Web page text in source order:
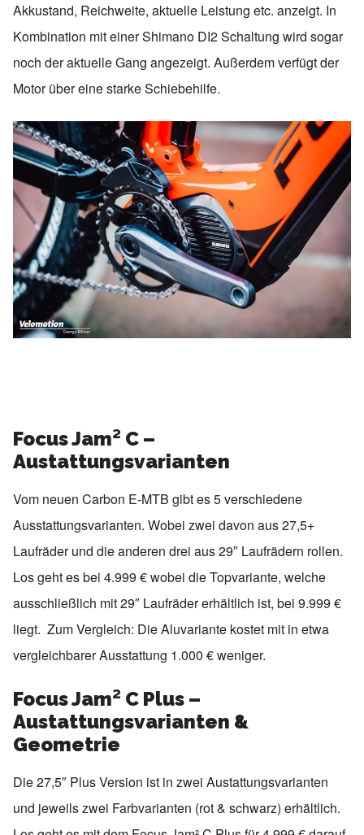
Akkustand, Reichweite, aktuelle Leistung etc. anzeigt. In
Kombination mit einer Shimano DI2 Schaltung wird sogar
noch der aktuelle Gang angezeigt. Außerdem verfügt der
Motor über eine starke Schiebehilfe.
Focus Jam² C –
Austattungsvarianten
Vom neuen Carbon E-MTB gibt es 5 verschiedene
Ausstattungsvarianten. Wobei zwei davon aus 27,5+
Laufräder und die anderen drei aus 29″ Laufrädern rollen.
Los geht es bei 4.999 € wobei die Topvariante, welche
ausschließlich mit 29″ Laufräder erhältlich ist, bei 9.999 €
liegt. Zum Vergleich: Die Aluvariante kostet mit in etwa
vergleichbarer Ausstattung 1.000 € weniger.
Focus Jam² C Plus –
Austattungsvarianten &
Geometrie
Die 27,5″ Plus Version ist in zwei Austattungsvarianten
und jeweils zwei Farbvarianten (rot & schwarz) erhältlich.